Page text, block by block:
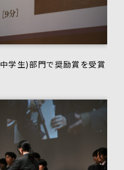
学生)部門で奨励賞を受賞